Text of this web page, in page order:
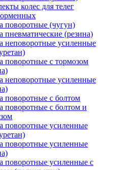
колес для телег
поворотные (чугун)
пневматические (резина)
неповоротные усиленные
поворотные c тормозом
неповоротные усиленные
поворотные с болтом
поворотные с болтом и
поворотные усиленные
поворотные усиленные
поворотные усиленные с